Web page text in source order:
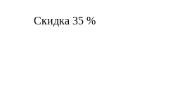
Скидка 35 %